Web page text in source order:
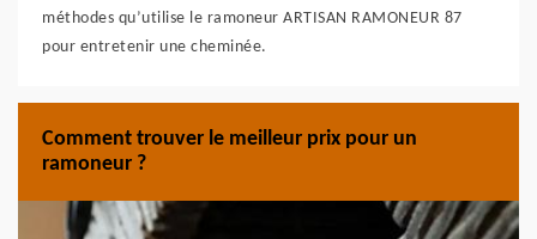
méthodes qu’utilise le ramoneur ARTISAN RAMONEUR 87
pour entretenir une cheminée.
Comment trouver le meilleur prix pour un
ramoneur ?